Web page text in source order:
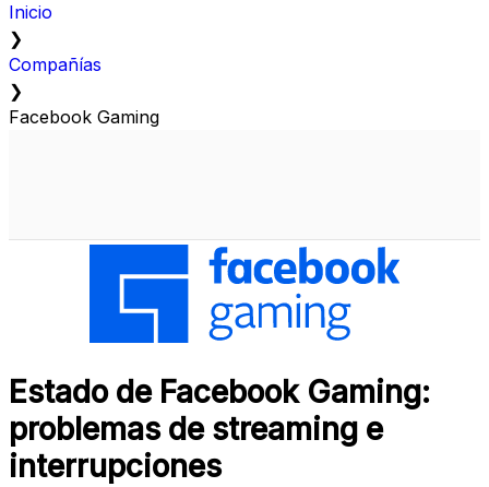
Inicio
❯
Compañías
❯
Facebook Gaming
Estado de Facebook Gaming:
problemas de streaming e
interrupciones